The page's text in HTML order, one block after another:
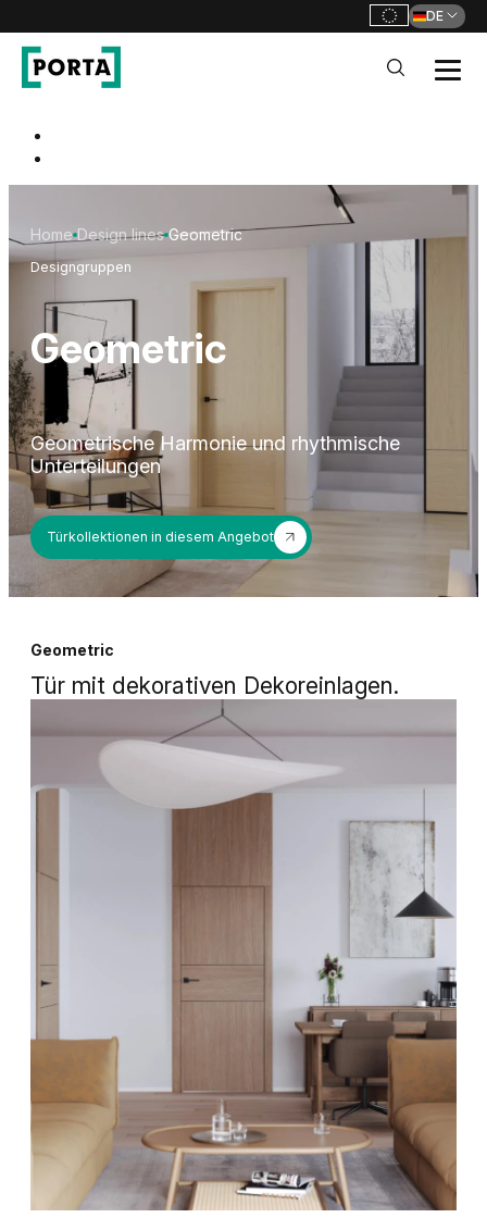
DE
Home Design lines Geometric
Designgruppen
Geometric
Geometrische Harmonie und rhythmische
Unterteilungen
Türkollektionen in diesem Angebot
Geometric
Tür mit dekorativen Dekoreinlagen.